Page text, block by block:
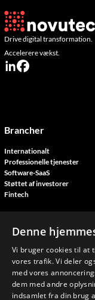
Drive digital transformation.
Accelerere vækst.
Brancher
Internationalt
Professionelle tjenester
Software-SaaS
Støttet af investorer
Fintech
Resources
Blog
Kundehistorier
Deltag i vores events
Denne
Vi bruger cookies til at
vores trafik. Vi deler
med vores
dem med andre
indsamlet fra din brug